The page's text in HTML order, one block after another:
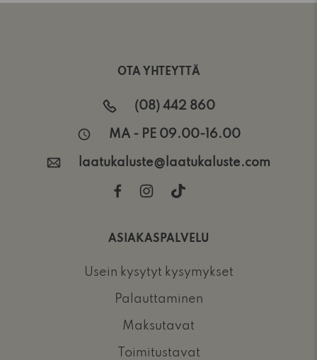
OTA YHTEYTTÄ
(08) 442 860
MA - PE 09.00-16.00
laatukaluste@laatukaluste.com
ASIAKASPALVELU
Usein kysytyt kysymykset
Palauttaminen
Maksutavat
Toimitustavat